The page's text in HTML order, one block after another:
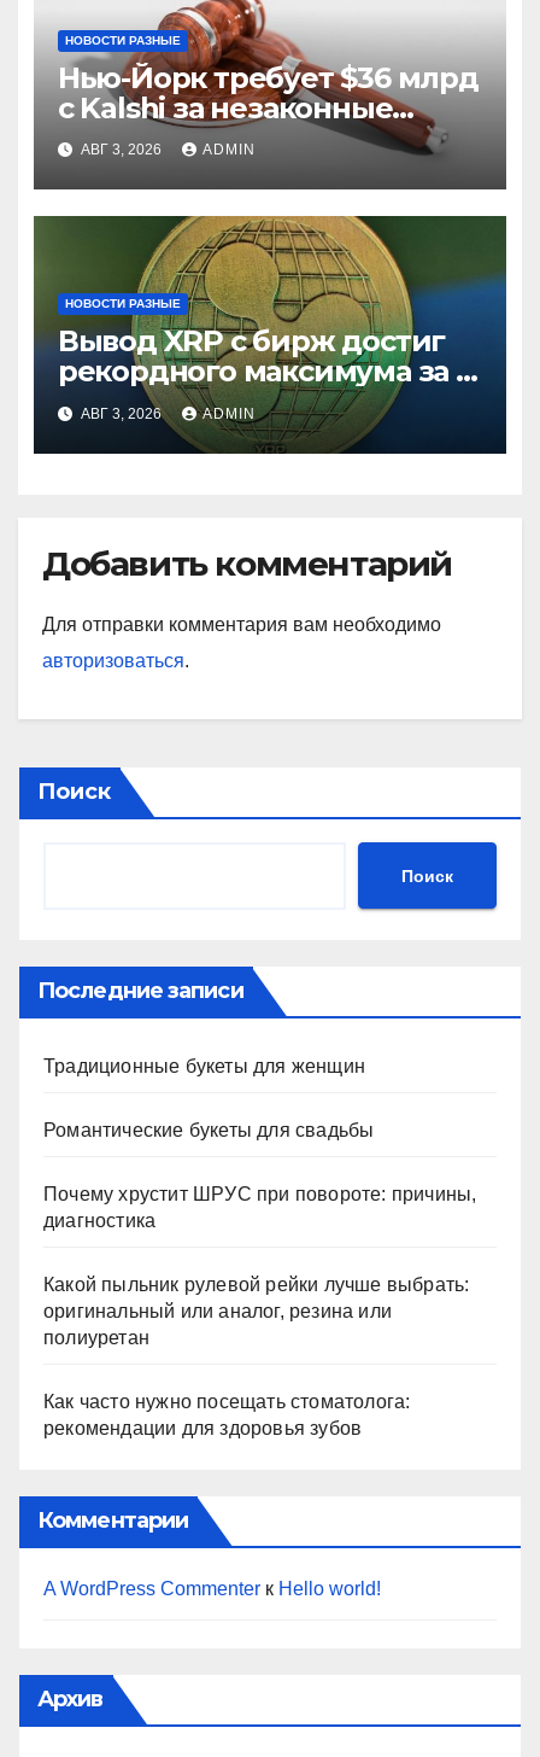
НОВОСТИ РАЗНЫЕ
Нью-Йорк требует $36 млрд
с Kalshi за незаконные
ставки
АВГ 3, 2026 ADMIN
НОВОСТИ РАЗНЫЕ
Вывод XRP с бирж достиг
рекордного максимума за 5
летАВГ 3, 2026 ADMIN
Добавить комментарий
Для отправки комментария вам необходимо
авторизоваться.
Поиск
Поиск
Последние записи
Традиционные букеты для женщин
Романтические букеты для свадьбы
Почему хрустит ШРУС при повороте: причины,
диагностика
Какой пыльник рулевой рейки лучше выбрать:
оригинальный или аналог, резина или
полиуретан
Как часто нужно посещать стоматолога:
рекомендации для здоровья зубов
Комментарии
A WordPress Commenter к Hello world!
Архив